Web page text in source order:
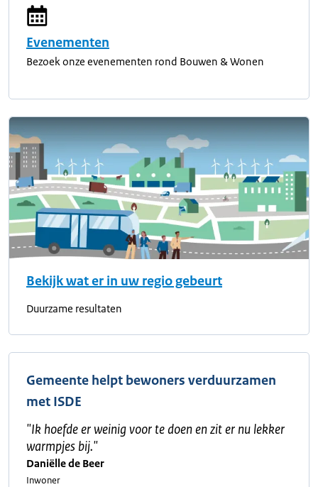
Evenementen
Bezoek onze evenementen rond Bouwen & Wonen
Bekijk wat er in uw regio gebeurt
Duurzame resultaten
Gemeente helpt bewoners verduurzamen
met ISDE
"Ik hoefde er weinig voor te doen en zit er nu lekker
warmpjes bij."
Daniëlle de Beer
Inwoner